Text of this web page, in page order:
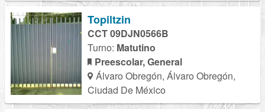
Topiltzin
CCT 09DJN0566B
Turno: Matutino
Preescolar, General
Álvaro Obregón, Álvaro Obregón,
Ciudad De México